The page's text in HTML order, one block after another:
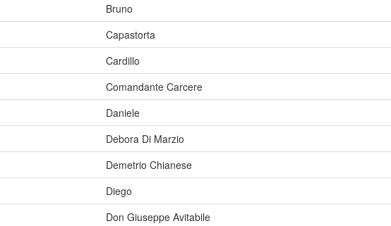
Bruno
Capastorta
Cardillo
Comandante Carcere
Daniele
Debora Di Marzio
Demetrio Chianese
Diego
Don Giuseppe Avitabile